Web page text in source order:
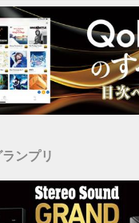
ンプリ